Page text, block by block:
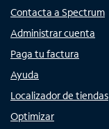
Contacta a Spectrum
Administrar cuenta
Paga tu factura
Ayuda
Localizador de tiendas
Optimizar